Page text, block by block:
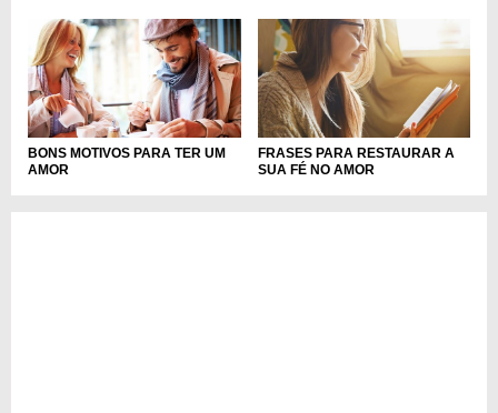
BONS MOTIVOS PARA TER UM
AMOR
FRASES PARA RESTAURAR A
SUA FÉ NO AMOR